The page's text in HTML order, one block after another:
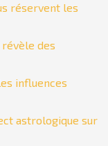
réservent les
des
influences
astrologique sur